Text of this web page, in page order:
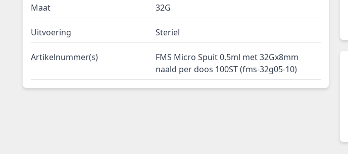
Maat 32G
Uitvoering Steriel
Artikelnummer(s)
FMS Micro Spuit 0.5ml met 32Gx8mm
naald per doos 100ST (fms-32g05-10)